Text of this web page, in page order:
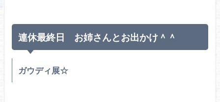
連休最終日 お姉さんとお出かけ＾＾
ガウディ展☆